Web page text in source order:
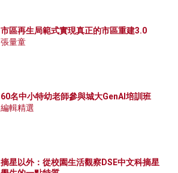
市區再生局範式實現真正的市區重建3.0
張量童
60名中小特幼老師參與城大GenAI培訓班
編輯精選
摘星以外：從校園生活觀察DSE中文科摘星